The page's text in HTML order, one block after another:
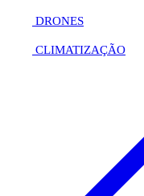
DRONES
CLIMATIZAÇÃO